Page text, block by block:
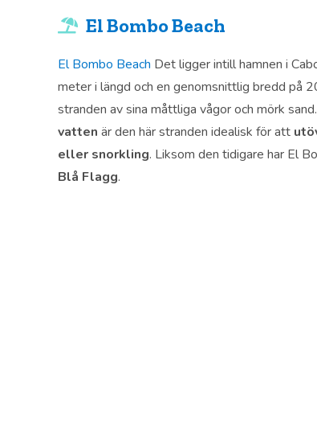
El Bombo Beach
El Bombo Beach Det ligger intill hamnen i
meter i längd och en genomsnittlig bredd på
stranden av sina måttliga vågor och mörk
vatten är den här stranden idealisk för att
eller snorkling. Liksom den tidigare har El
Blå Flagg.